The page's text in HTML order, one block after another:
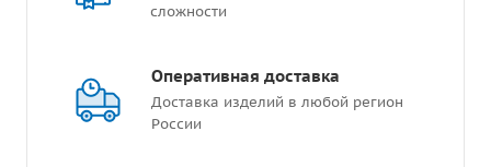
сложности
Оперативная доставка
Доставка изделий в любой регион
России